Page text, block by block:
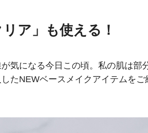
ア」も使える！
気になる今日この頃。私の肌は部
たNEWベースメイクアイテムをご